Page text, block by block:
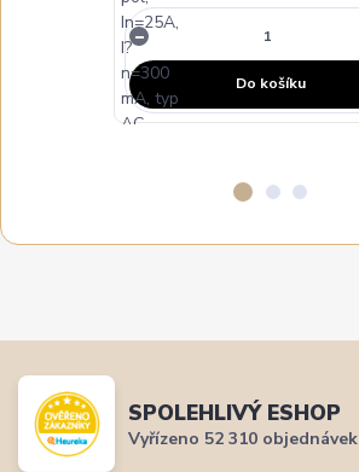
Do košíku
SPOLEHLIVÝ ESHOP
Vyřízeno 52 310 objednávek